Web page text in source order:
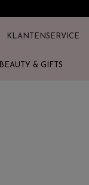
KLANTENSERVICE
BEAUTY & GIFTS